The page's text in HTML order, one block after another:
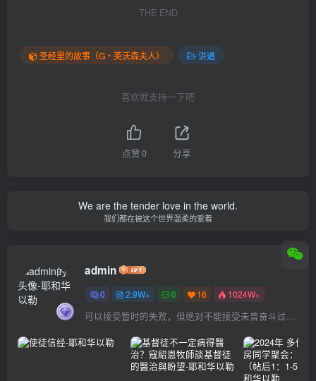
THE END
圣经里的故事（G‧英沃森夫人） 讲道
喜欢就支持一下吧
点赞0 分享
We are the tender love in the world.
我们都在被这个世界温柔的爱着
admin
0 2.9W+ 0 16 1024W+
可以接受暂时的失败，但绝对不能接受未曾奋斗过的自己